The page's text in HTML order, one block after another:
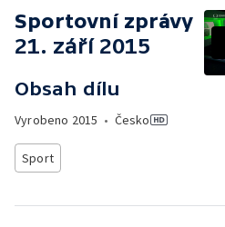
Sportovní zprávy
21. září 2015
Obsah dílu
Vyrobeno 2015 • Česko
Sport